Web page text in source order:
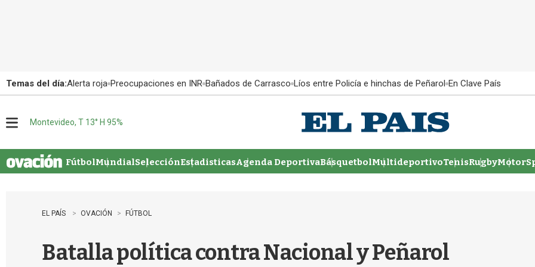
Temas del día:Alerta roja Preocupaciones en INR Bañados de Carrasco Líos entre Policía e hinchas de Peñarol En Clave País
u
Montevideo, T 13° H 95%
FútbolMundialSelecciónEstadisticasAgenda DeportivaBásquetbolMultideportivoTenisRugby
EL PAÍS OVACIÓN FÚTBOL
Batalla política contra Nacional y Peñarol